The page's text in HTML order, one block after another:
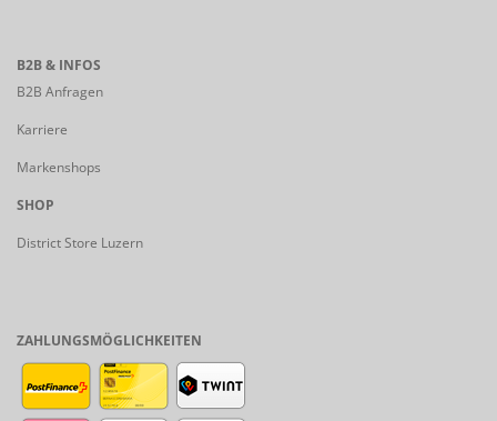
B2B & INFOS
B2B Anfragen
Karriere
Markenshops
SHOP
District Store Luzern
ZAHLUNGSMÖGLICHKEITEN